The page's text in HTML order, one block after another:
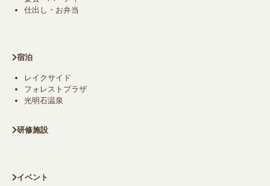
仕出し・お弁当
宿泊
レイクサイド
フォレストプラザ
光明石温泉
研修施設
イベント